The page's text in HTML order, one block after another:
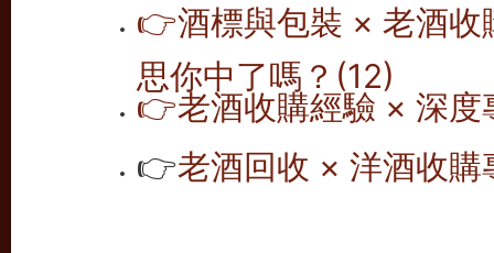
👉酒標與包裝 × 老酒
思你中了嗎？(12)
👉老酒收購經驗 × 深
👉老酒回收 × 洋酒收